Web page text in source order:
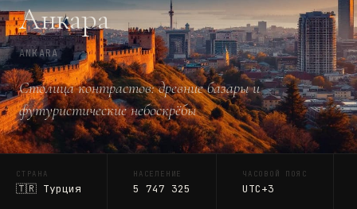
Анкара
ANKARA
Столица контрастов: древние базары и
футуристические небоскрёбы
СТРАНА
🇹🇷 Турция
НАСЕЛЕНИЕ
5 747 325
ЧАСОВОЙ ПОЯС
UTC+3